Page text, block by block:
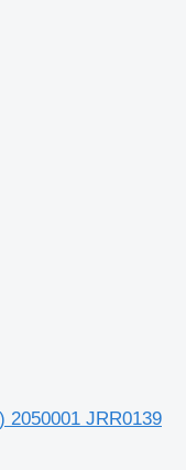
2050001 JRR0139